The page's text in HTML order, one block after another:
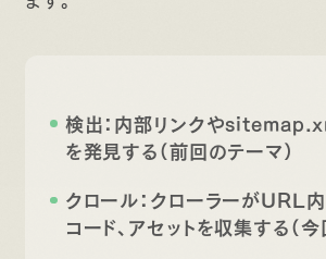
検出：内部リンクや
を発見する（前回のテーマ）
クロール：クローラーがURL
コード、アセットを収集する（